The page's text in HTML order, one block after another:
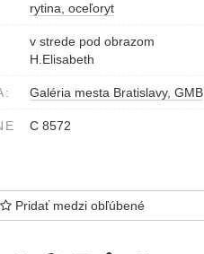
rytina, oceľoryt
v strede pod obrazom
H.Elisabeth
Galéria mesta Bratislavy, GMB
C 8572
Pridať medzi obľúbené